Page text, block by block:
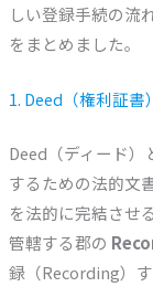
しい登録手続の流
をまとめました。
1. Deed（権利証書
Deed（ディード
するための法的文
を法的に完結させ
管轄する郡の
録（Recording）す